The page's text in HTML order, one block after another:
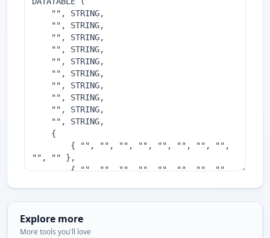
Explore more
More tools you'll love